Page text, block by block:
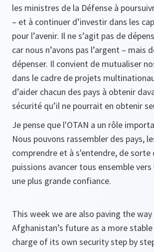
les ministres de la Défense à
– et à continuer d’investir dans les
pour l’avenir. Il ne s’agit pas de
car nous n’avons pas l’argent – mais
dépenser. Il convient de mutualiser
dans le cadre de projets
d’aider chacun des pays à obtenir
sécurité qu’il ne pourrait en obtenir
Je pense que l'OTAN a un rôle
Nous pouvons rassembler des pays,
comprendre et à s'entendre, de sorte
puissions avancer tous ensemble
une plus grande confiance.
This week we are also paving the
Afghanistan’s future as a more
charge of its own security step by